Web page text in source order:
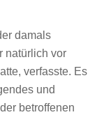
damals
natürlich vor
verfasste. Es
und
betroffenen